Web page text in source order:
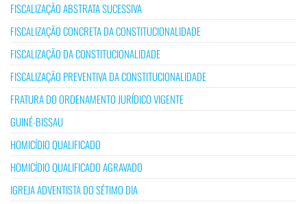
FISCALIZAÇÃO ABSTRATA SUCESSIVA
FISCALIZAÇÃO CONCRETA DA CONSTITUCIONALIDADE
FISCALIZAÇÃO DA CONSTITUCIONALIDADE
FISCALIZAÇÃO PREVENTIVA DA CONSTITUCIONALIDADE
FRATURA DO ORDENAMENTO JURÍDICO VIGENTE
GUINÉ-BISSAU
HOMICÍDIO QUALIFICADO
HOMICÍDIO QUALIFICADO AGRAVADO
IGREJA ADVENTISTA DO SÉTIMO DIA